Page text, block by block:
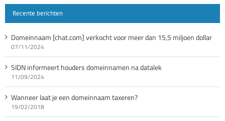
Recente berichten
Domeinnaam [chat.com] verkocht voor meer dan 15,5 miljoen dollar
07/11/2024
SIDN informeert houders domeinnamen na datalek
11/09/2024
Wanneer laat je een domeinnaam taxeren?
19/02/2018